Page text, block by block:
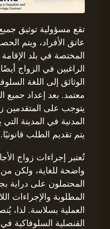
تقع مسؤولية توثيق
عاتق الأفراد، ويتم
المختصة في بلد
الراغبين في الزواج
الوثائق إلى اللغة
معتمد. بعد إعداد جميع
يتوجب على المتقدمين
المدنية في المدينة
يتم تقديم الطلب قانونيًا.
تُعتبر إجراءات زواج
واضحة للغاية، ولكن من
المحتملون على دراية
المطلوبة والإجراءات
العملية بسلاسة. لذا،
القنصلية السلوفاكية